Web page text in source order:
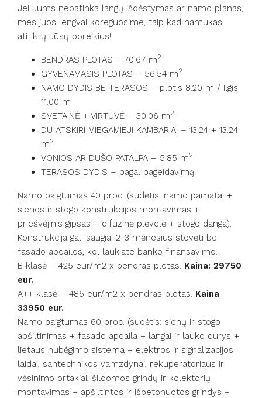
Jei Jums nepatinka langų išdėstymas ar namo planas,
mes juos lengvai koreguosime, taip kad namukas
atitiktų Jūsų poreikius!
BENDRAS PLOTAS – 70.67 m2
GYVENAMASIS PLOTAS – 56.54 m2
NAMO DYDIS BE TERASOS – plotis 8.20 m / Ilgis
11.00 m
SVETAINĖ + VIRTUVĖ – 30.06 m2
DU ATSKIRI MIEGAMIEJI KAMBARIAI – 13.24 + 13.24
m2
VONIOS AR DUŠO PATALPA – 5.85 m2
TERASOS DYDIS – pagal pageidavimą
Namo baigtumas 40 proc. (sudėtis: namo pamatai +
sienos ir stogo konstrukcijos montavimas +
priešvėjinis gipsas + difuzinė plėvelė + stogo danga).
Konstrukcija gali saugiai 2-3 mėnesius stovėti be
fasado apdailos, kol laukiate banko finansavimo.
B klasė – 425 eur/m2 x bendras plotas. Kaina: 29750
eur.
A++ klasė – 485 eur/m2 x bendras plotas. Kaina
33950 eur.
Namo baigtumas 60 proc. (sudėtis: sienų ir stogo
apšiltinimas + fasado apdaila + langai ir lauko durys +
lietaus nubėgimo sistema + elektros ir signalizacijos
laidai, santechnikos vamzdynai, rekuperatoriaus ir
vėsinimo ortakiai, šildomos grindų ir kolektorių
montavimas + apšiltintos ir išbetonuotos grindys +